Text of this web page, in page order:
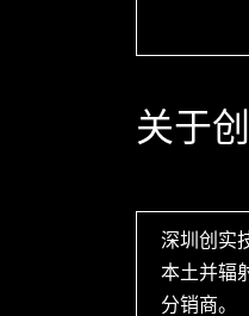
关于
深圳创实
本土并辐
分销商。